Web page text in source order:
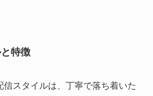
特徴
信スタイルは、丁寧で落ち着いた